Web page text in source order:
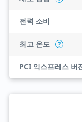
전력 소비
최고 온도 ?
PCI 익스프레스 버